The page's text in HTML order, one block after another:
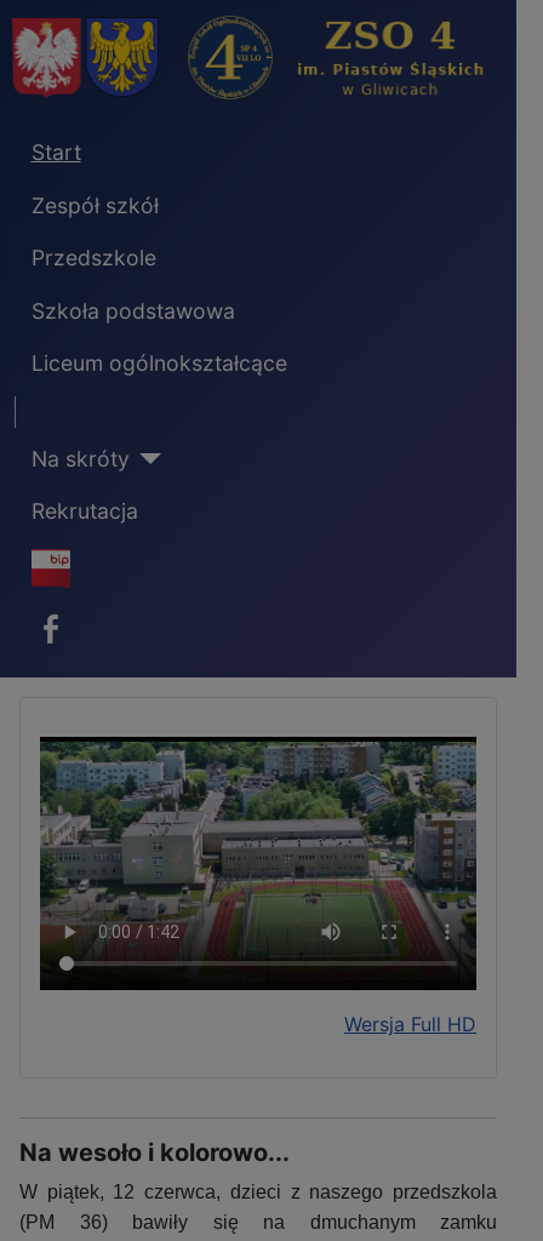
Start
Zespół szkół
Przedszkole
Szkoła podstawowa
Liceum ogólnokształcące
Na skróty
Rekrutacja
BIP - ikona
Wersja Full HD
Na wesoło i kolorowo...
W piątek, 12 czerwca, dzieci z naszego przedszkola
(PM 36) bawiły się na dmuchanym zamku